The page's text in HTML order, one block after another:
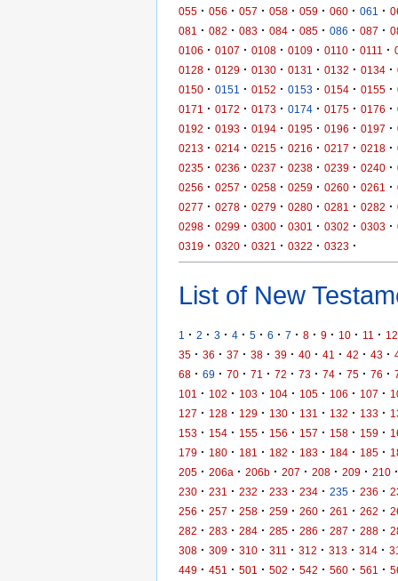
055 · 056 · 057 · 058 · 059 · 060 · 061 ·
081
· 082 · 083 · 084 · 085 · 086 · 087 ·
0106 · 0107 · 0108 · 0109 · 0110 · 0111 ·
0128 · 0129 · 0130 · 0131 · 0132 · 0134 ·
0150 · 0151 · 0152 · 0153 · 0154 · 0155 ·
0171
· 0172 · 0173 · 0174 · 0175 · 0176 ·
0192 · 0193 · 0194 · 0195 · 0196 · 0197 ·
0213 · 0214 · 0215 · 0216 · 0217 · 0218 ·
0235 · 0236 · 0237 · 0238 · 0239 · 0240 ·
0256 · 0257 · 0258 · 0259 · 0260 · 0261 ·
0277 · 0278 · 0279 · 0280 · 0281 · 0282 ·
0298 · 0299 · 0300 · 0301 · 0302 · 0303 ·
0319 · 0320 · 0321 · 0322 · 0323 ·
List of New
1 · 2 · 3 · 4 · 5 · 6 · 7 · 8 · 9 · 10 · 11 · 12
35 · 36 · 37 · 38 · 39 · 40 · 41 · 42 · 43 ·
68 · 69 · 70 · 71 · 72 · 73 · 74 · 75 · 76 ·
101
· 102 · 103 · 104 · 105 · 106 · 107 ·
127 · 128 · 129 · 130 · 131 · 132 · 133 ·
153 · 154 · 155 · 156 · 157 · 158 · 159 ·
179 · 180 · 181 · 182 · 183 · 184 · 185 ·
205 · 206a · 206b · 207 · 208 · 209 · 210 ·
230 · 231 · 232 · 233 · 234 · 235 · 236 ·
256 · 257 · 258 · 259 · 260 · 261 · 262 ·
282 · 283 · 284 · 285 · 286 · 287 · 288 ·
308 · 309 · 310 · 311 · 312 · 313 · 314 ·
449 · 451 · 501 · 502 · 542 · 560 · 561 ·